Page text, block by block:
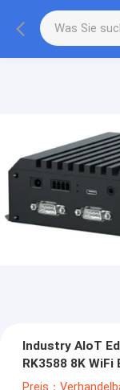
Industry AIoT
RK3588 8K WiFi
Preis：